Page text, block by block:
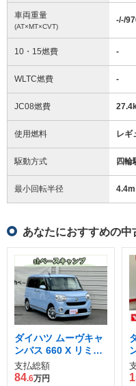
車両重量
(AT×MT×CVT)
-/-/
10・15燃費 -
WLTC燃費 -
JC08燃費
使用燃料 レギ
駆動方式 四輪
最小回転半径 4.4m
あなたにおすすめの中
ダイハツ ムーヴキャ
ンバス 660 X リミテ
ッド メイクアップ S
AII
支払総額
84.6万円